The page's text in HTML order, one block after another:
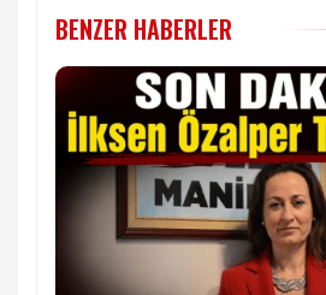
BENZER HABERLER